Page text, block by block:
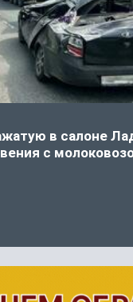
в салоне
с